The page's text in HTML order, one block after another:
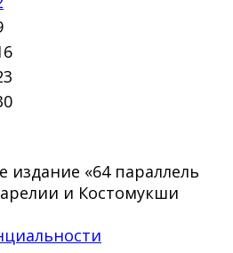
издание «64 параллель
и Костомукши